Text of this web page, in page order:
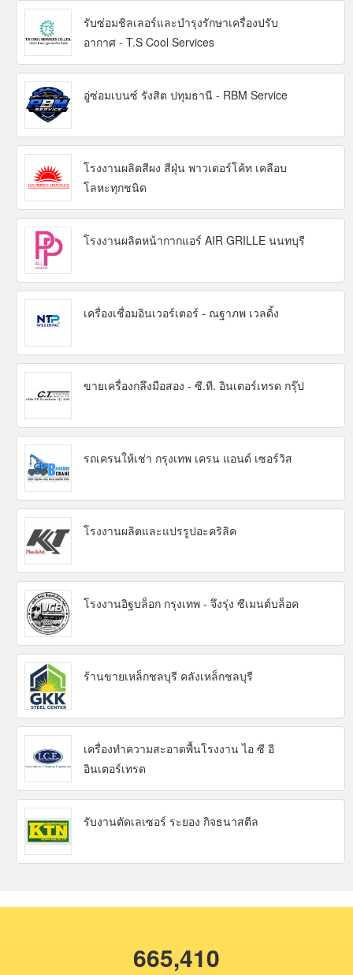
รับซ่อมชิลเลอร์และบำรุงรักษาเครื่องปรับ
อากาศ - T.S Cool Services
อู่ซ่อมเบนซ์ รังสิต ปทุมธานี - RBM Service
โรงงานผลิตสีผง สีฝุ่น พาวเดอร์โค้ท เคลือบ
โลหะทุกชนิด
โรงงานผลิตหน้ากากแอร์ AIR GRILLE นนทบุรี
เครื่องเชื่อมอินเวอร์เตอร์ - ณฐาภพ เวลดิ้ง
ขายเครื่องกลึงมือสอง - ซี.ที. อินเตอร์เทรด กรุ๊ป
รถเครนให้เช่า กรุงเทพ เครน แอนด์ เซอร์วิส
โรงงานผลิตและแปรรูปอะคริลิค
โรงงานอิฐบล็อก กรุงเทพ - จึงรุ่ง ซีเมนต์บล็อค
ร้านขายเหล็กชลบุรี คลังเหล็กชลบุรี
เครื่องทำความสะอาดพื้นโรงงาน ไอ ซี อี
อินเตอร์เทรด
รับงานตัดเลเซอร์ ระยอง กิจธนาสตีล
665,410